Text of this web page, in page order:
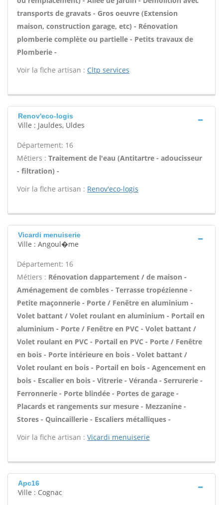
transports de gravats - Gros oeuvre (Extension
maison, construction garage, etc) - Rénovation
plomberie complète ou partielle - Petits travaux de
Plomberie -
Voir la fiche artisan : Cltp services
Renov'eco-logis
Ville : Jauldes, Uldes
Département: 16
Métiers : Traitement de l'eau (Antitartre - adoucisseur
- filtration) -
Voir la fiche artisan : Renov'eco-logis
Vicardi menuiserie
Ville : Angoul�me
Département: 16
Métiers : Rénovation dappartement / de maison -
Aménagement de combles - Terrasse tropézienne -
Petite maçonnerie - Porte / Fenêtre en aluminium -
Volet battant / Volet roulant en aluminium - Portail en
aluminium - Porte / Fenêtre en PVC - Volet battant /
Volet roulant en PVC - Portail en PVC - Porte / Fenêtre
en bois - Porte intérieure en bois - Volet battant /
Volet roulant en bois - Portail en bois - Agencement en
bois - Escalier en bois - Vitrerie - Véranda - Serrurerie -
Ferronnerie - Porte blindée - Portes de garage -
Placards et rangements sur mesure - Mezzanine -
Stores - Quincaillerie - Escaliers métalliques -
Voir la fiche artisan : Vicardi menuiserie
Apc16
Ville : Cognac